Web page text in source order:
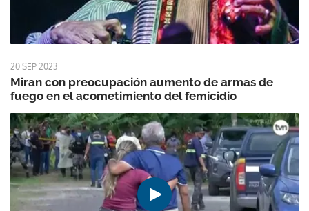
20 SEP 2023
Miran con preocupación aumento de armas de
fuego en el acometimiento del femicidio